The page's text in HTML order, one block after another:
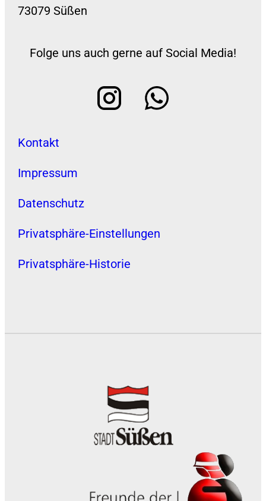
73079 Süßen
Folge uns auch gerne auf Social Media!
Kontakt
Impressum
Datenschutz
Privatsphäre-Einstellungen
Privatsphäre-Historie